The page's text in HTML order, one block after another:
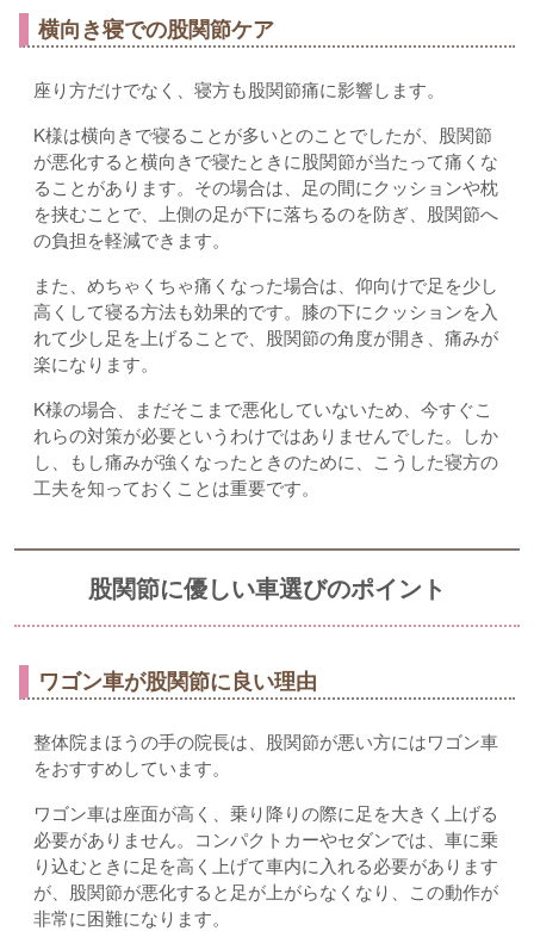
横向き寝での股関節ケア
座り方だけでなく、寝方も股関節痛に影響します。
K様は横向きで寝ることが多いとのことでしたが、股関節
が悪化すると横向きで寝たときに股関節が当たって痛くな
ることがあります。その場合は、足の間にクッションや枕
を挟むことで、上側の足が下に落ちるのを防ぎ、股関節へ
の負担を軽減できます。
また、めちゃくちゃ痛くなった場合は、仰向けで足を少し
高くして寝る方法も効果的です。膝の下にクッションを入
れて少し足を上げることで、股関節の角度が開き、痛みが
楽になります。
K様の場合、まだそこまで悪化していないため、今すぐこ
れらの対策が必要というわけではありませんでした。しか
し、もし痛みが強くなったときのために、こうした寝方の
工夫を知っておくことは重要です。
股関節に優しい車選びのポイント
ワゴン車が股関節に良い理由
整体院まほうの手の院長は、股関節が悪い方にはワゴン車
をおすすめしています。
ワゴン車は座面が高く、乗り降りの際に足を大きく上げる
必要がありません。コンパクトカーやセダンでは、車に乗
り込むときに足を高く上げて車内に入れる必要があります
が、股関節が悪化すると足が上がらなくなり、この動作が
非常に困難になります。